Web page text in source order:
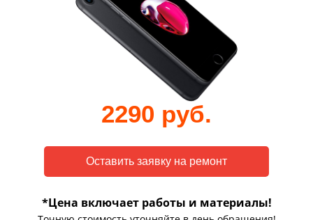
2290 руб.
*Цена включает работы и материалы!